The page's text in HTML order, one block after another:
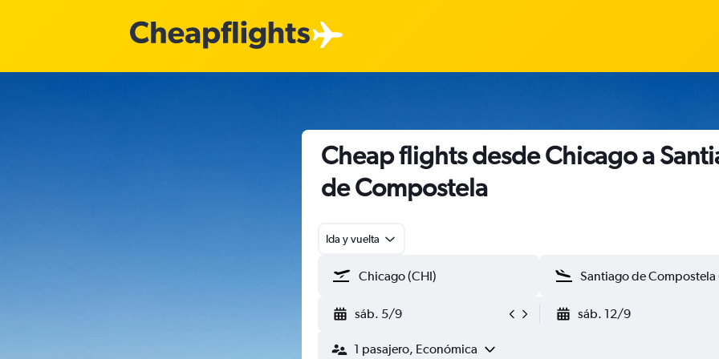
Cheap flights desde Chicago a
de Compostela
Ida y vuelta
sáb. 5/9 sáb. 12/9
1 pasajero, Económica